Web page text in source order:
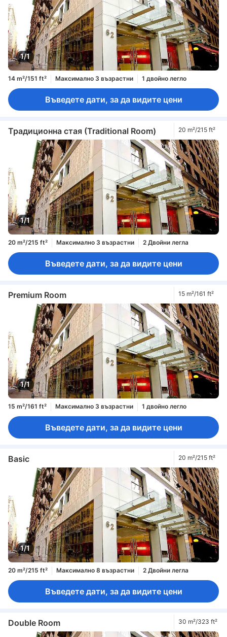
1/1
14 m²/151 ft² Максимално 3 възрастни 1 двойно легло
Въведете дати, за да видите цени
Традиционна стая (Traditional Room) 20 m²/215 ft²
1/1
20 m²/215 ft² Максимално 3 възрастни 2 Двойни легла
Въведете дати, за да видите цени
Premium Room 15 m²/161 ft²
1/1
15 m²/161 ft² Максимално 3 възрастни 1 двойно легло
Въведете дати, за да видите цени
Basic 20 m²/215 ft²
1/1
20 m²/215 ft² Максимално 8 възрастни 2 Двойни легла
Въведете дати, за да видите цени
Double Room 30 m²/323 ft²